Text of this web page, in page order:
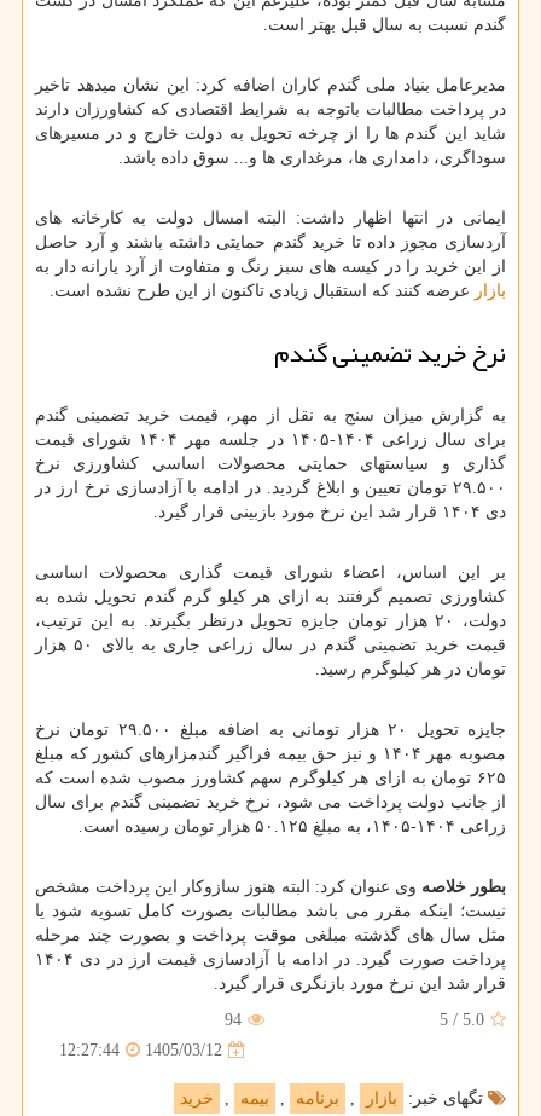
گندم نسبت به سال قبل بهتر است.
مدیرعامل بنیاد ملی گندم کاران اضافه کرد: این نشان میدهد تاخیر
در پرداخت مطالبات باتوجه به شرایط اقتصادی که کشاورزان دارند
شاید این گندم ها را از چرخه تحویل به دولت خارج و در مسیرهای
سوداگری، دامداری ها، مرغداری ها و... سوق داده باشد.
ایمانی در انتها اظهار داشت: البته امسال دولت به کارخانه های
آردسازی مجوز داده تا خرید گندم حمایتی داشته باشند و آرد حاصل
از این خرید را در کیسه های سبز رنگ و متفاوت از آرد یارانه دار به
بازار عرضه کنند که استقبال زیادی تاکنون از این طرح نشده است.
نرخ خرید تضمینی گندم
به گزارش میزان سنج به نقل از مهر، قیمت خرید تضمینی گندم
برای سال زراعی ۱۴۰۴-۱۴۰۵ در جلسه مهر ۱۴۰۴ شورای قیمت
گذاری و سیاستهای حمایتی محصولات اساسی کشاورزی نرخ
۲۹.۵۰۰ تومان تعیین و ابلاغ گردید. در ادامه با آزادسازی نرخ ارز در
دی ۱۴۰۴ قرار شد این نرخ مورد بازبینی قرار گیرد.
بر این اساس، اعضاء شورای قیمت گذاری محصولات اساسی
کشاورزی تصمیم گرفتند به ازای هر کیلو گرم گندم تحویل شده به
دولت، ۲۰ هزار تومان جایزه تحویل درنظر بگیرند. به این ترتیب،
قیمت خرید تضمینی گندم در سال زراعی جاری به بالای ۵۰ هزار
تومان در هر کیلوگرم رسید.
جایزه تحویل ۲۰ هزار تومانی به اضافه مبلغ ۲۹.۵۰۰ تومان نرخ
مصوبه مهر ۱۴۰۴ و نیز حق بیمه فراگیر گندمزارهای کشور که مبلغ
۶۲۵ تومان به ازای هر کیلوگرم سهم کشاورز مصوب شده است که
از جانب دولت پرداخت می شود، نرخ خرید تضمینی گندم برای سال
زراعی ۱۴۰۴-۱۴۰۵، به مبلغ ۵۰.۱۲۵ هزار تومان رسیده است.
بطور خلاصه وی عنوان کرد: البته هنوز سازوکار این پرداخت مشخص
نیست؛ اینکه مقرر می باشد مطالبات بصورت کامل تسویه شود یا
مثل سال های گذشته مبلغی موقت پرداخت و بصورت چند مرحله
پرداخت صورت گیرد. در ادامه با آزادسازی قیمت ارز در دی ۱۴۰۴
قرار شد این نرخ مورد بازنگری قرار گیرد.
5.0
/
5
94
1405/03/12
12:27:44
تگهای خبر: بازار , برنامه , بیمه , خرید